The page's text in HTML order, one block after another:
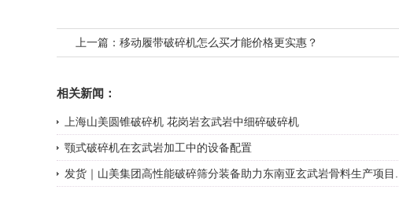
上一篇： 移动履带破碎机怎么买才能价格更实惠？
相关新闻：
上海山美圆锥破碎机 花岗岩玄武岩中细碎破碎机
颚式破碎机在玄武岩加工中的设备配置
发货｜山美集团高性能破碎筛分装备助力东南亚玄武岩骨料生产项目...